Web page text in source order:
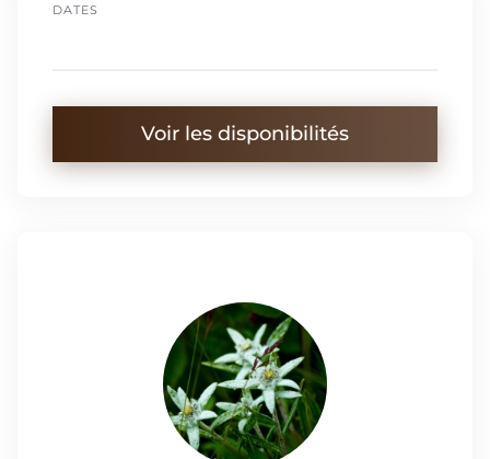
DATES
Voir les disponibilités